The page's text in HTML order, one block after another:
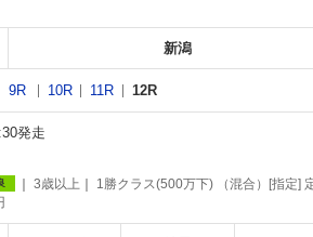
新潟
9R 10R 11R 12R
発走
3歳以上
1勝クラス(500万下) （混合）[指定]